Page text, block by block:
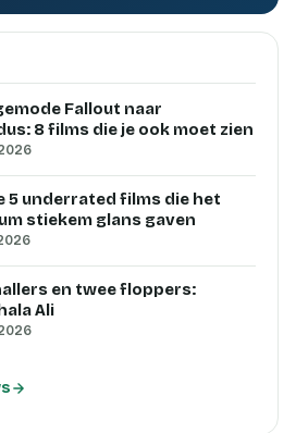
Fallout naar
8 films die je ook moet zien
5 underrated films die het
stiekem glans gaven
en twee floppers:
Ali